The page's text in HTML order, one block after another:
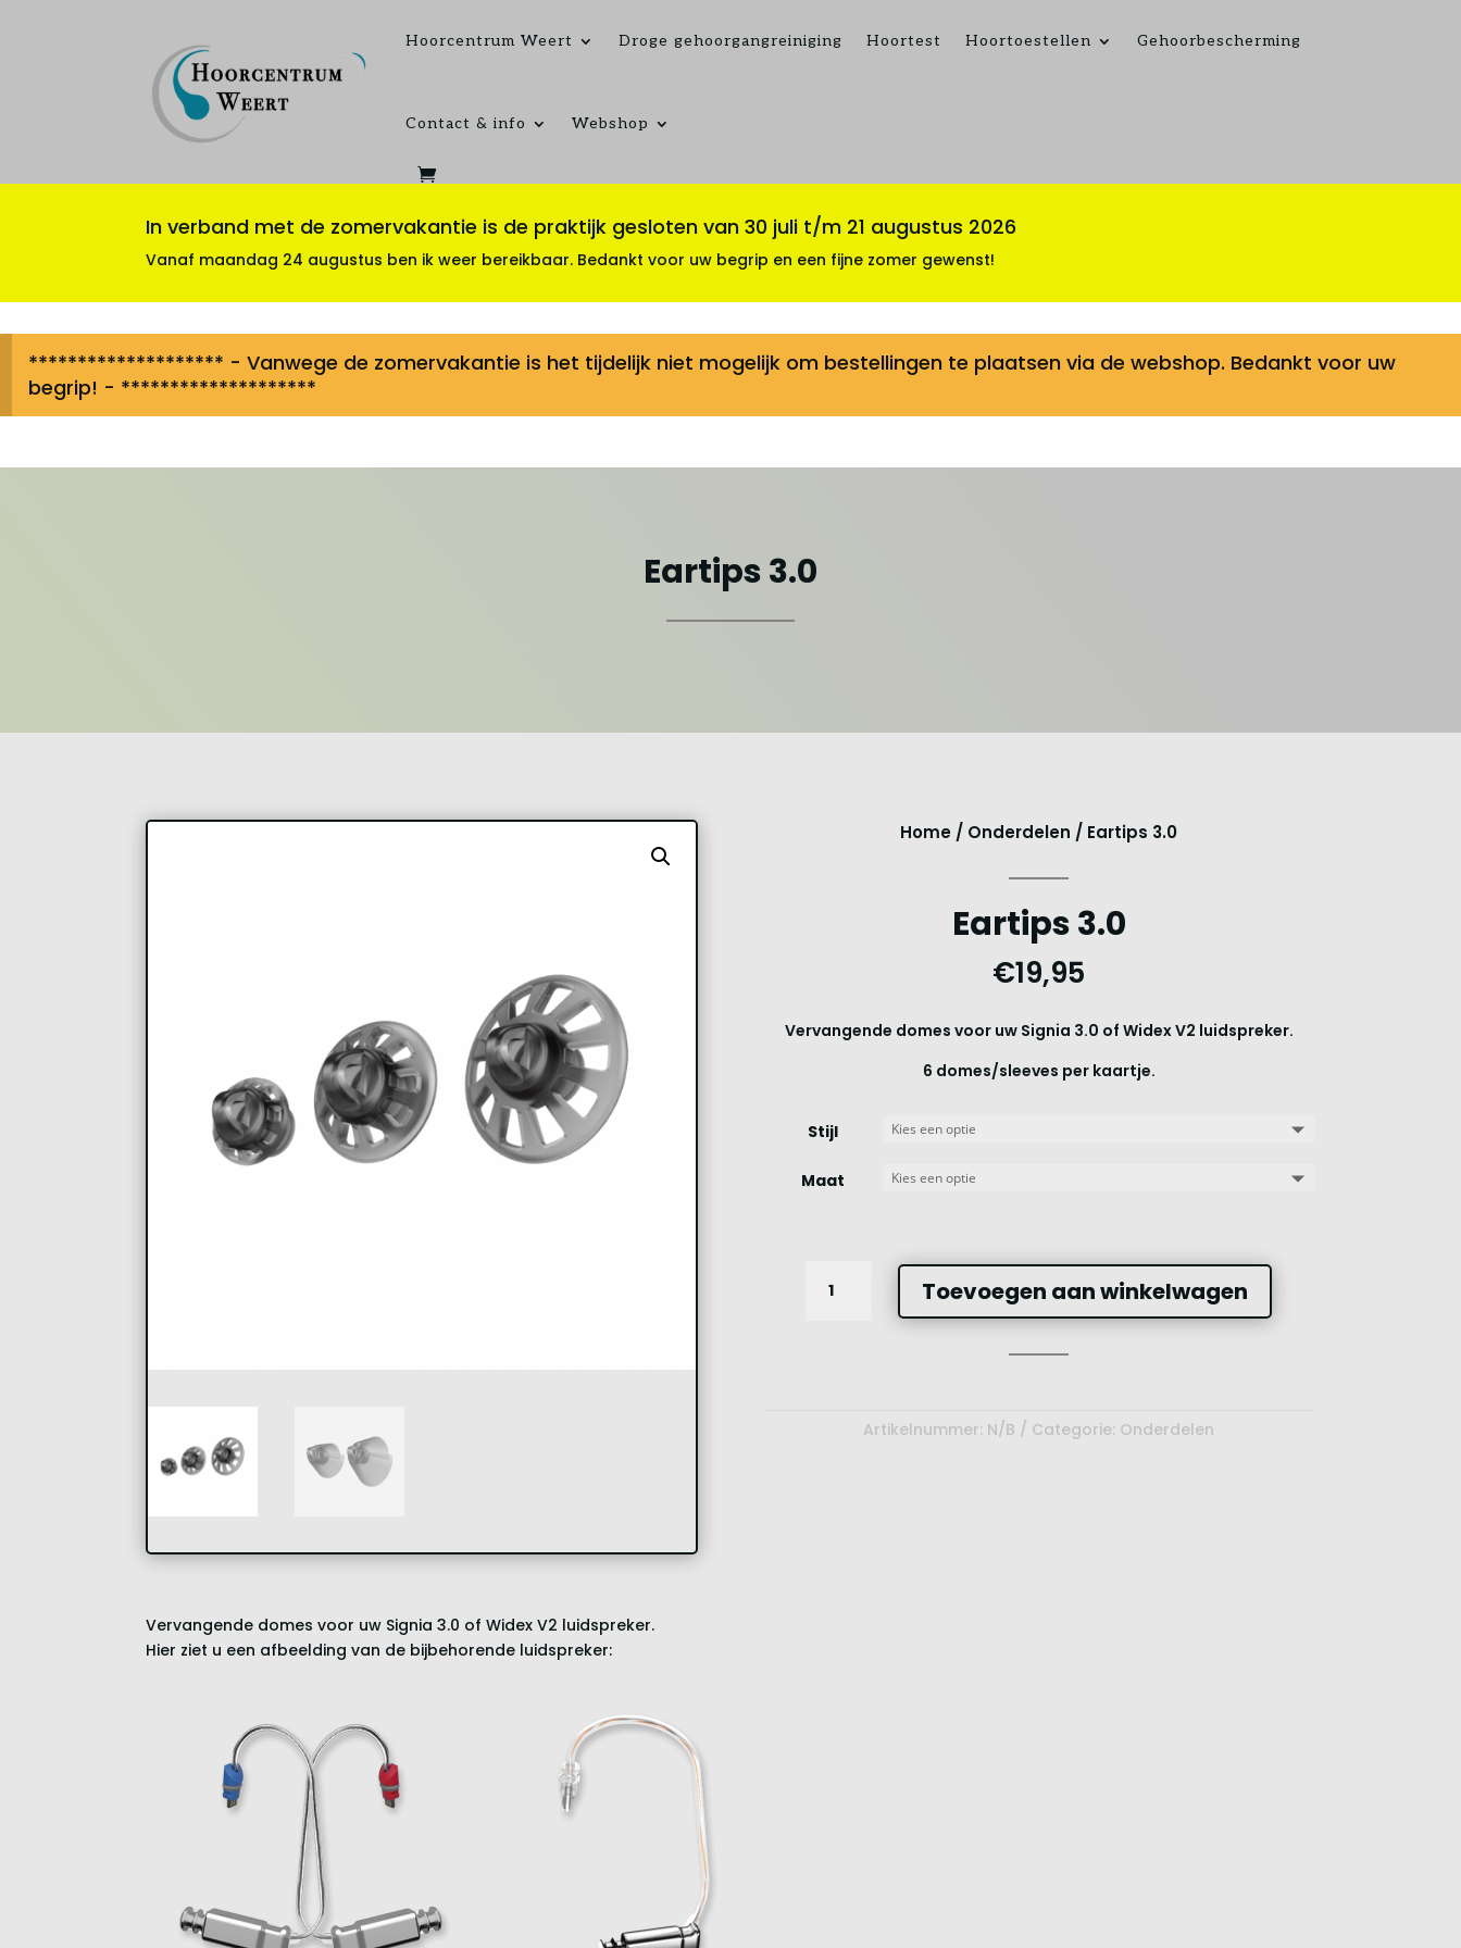
Hoorcentrum Weert Droge gehoorgangreiniging Hoortest Hoortoestellen Gehoorbescherming
Contact & info Webshop
In verband met de zomervakantie is de praktijk gesloten van 30 juli t/m 21 augustus 2026
Vanaf maandag 24 augustus ben ik weer bereikbaar. Bedankt voor uw begrip en een fijne zomer gewenst!
******************** - Vanwege de zomervakantie is het tijdelijk niet mogelijk om bestellingen te plaatsen via de webshop. Bedankt voor uw
begrip! - ********************
Eartips 3.0
Home / Onderdelen / Eartips 3.0
Eartips 3.0
€19,95
Vervangende domes voor uw Signia 3.0 of Widex V2 luidspreker.
6 domes/sleeves per kaartje.
Stijl
Maat
Toevoegen aan winkelwagen
Artikelnummer: N/B Categorie: Onderdelen
Vervangende domes voor uw Signia 3.0 of Widex V2 luidspreker.
Hier ziet u een afbeelding van de bijbehorende luidspreker: